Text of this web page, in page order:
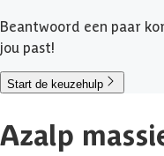
Beantwoord een paar
jou past!
Start de keuzehulp
Azalp